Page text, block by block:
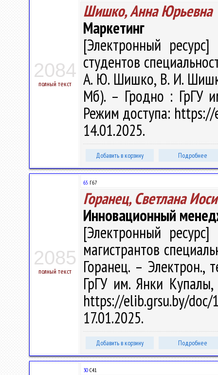
2084
полный текст
Шишко, Анна Юрьевна
Маркетинг
[Электронный
студентов
А. Ю. Шишко, В. И.
Мб). – Гродно : ГрГУ
Режим доступа:
14.01.2025.
Добавить в корзину Подробнее
2085
полный текст
65 Г67
Горанец, Светлана
Инновационный
[Электронный
магистрантов
Горанец. – Электрон.,
ГрГУ им. Янки
https://elib.grsu.by/
17.01.2025.
Добавить в корзину Подробнее
30 С41